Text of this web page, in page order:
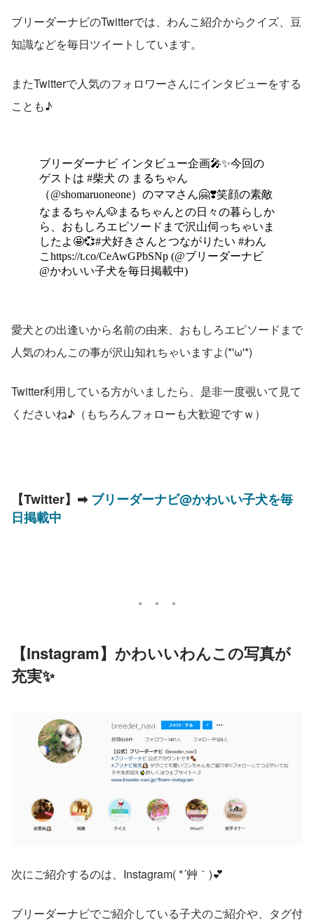
ブリーダーナビのTwitterでは、わんこ紹介からクイズ、豆
知識などを毎日ツイートしています。
またTwitterで人気のフォロワーさんにインタビューをする
ことも♪
愛犬との出逢いから名前の由来、おもしろエピソードまで
人気のわんこの事が沢山知れちゃいますよ(*'ω'*)
Twitter利用している方がいましたら、是非一度覗いて見て
くださいね♪（もちろんフォローも大歓迎ですｗ）
【Twitter】➡ ブリーダーナビ@かわいい子犬を毎
日掲載中
【Instagram】かわいいわんこの写真が
充実✨
次にご紹介するのは、Instagram( *´艸｀)💕
ブリーダーナビでご紹介している子犬のご紹介や、タグ付